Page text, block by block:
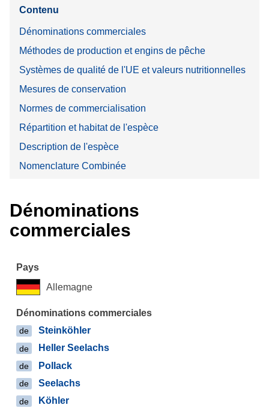
Contenu
Dénominations commerciales
Méthodes de production et engins de pêche
Systèmes de qualité de l'UE et valeurs nutritionnelles
Mesures de conservation
Normes de commercialisation
Répartition et habitat de l'espèce
Description de l'espèce
Nomenclature Combinée
Dénominations
commerciales
Allemagne
de Steinköhler
de Heller Seelachs
de Pollack
de Seelachs
de Köhler